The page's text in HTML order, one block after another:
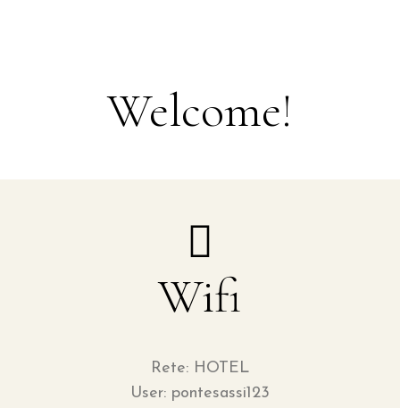
Welcome!
Wifi
Rete: HOTEL
User: pontesassi123